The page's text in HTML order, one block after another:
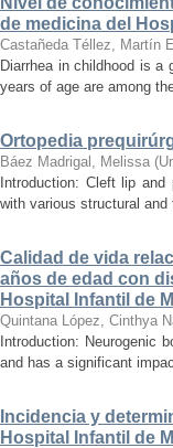
de medicina del
Castañeda Téllez, Martín
Diarrhea in childhood is a
years of age are among
Ortopedia
Báez Madrigal, Melissa (
Introduction: Cleft lip
with various structural
Calidad de vida
años de edad con
Hospital Infantil de
Quintana López, Cinthya
Introduction: Neurogenic
and has a significant
Incidencia y
Hospital Infantil de